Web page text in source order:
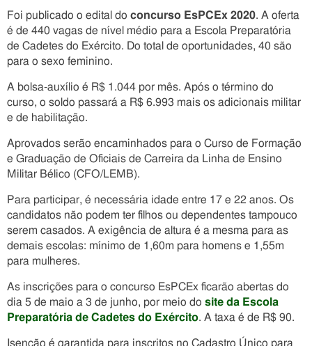
Foi publicado o edital do concurso EsPCEx 2020. A oferta
é de 440 vagas de nível médio para a Escola Preparatória
de Cadetes do Exército. Do total de oportunidades, 40 são
para o sexo feminino.
A bolsa-auxílio é R$ 1.044 por mês. Após o término do
curso, o soldo passará a R$ 6.993 mais os adicionais militar
e de habilitação.
Aprovados serão encaminhados para o Curso de Formação
e Graduação de Oficiais de Carreira da Linha de Ensino
Militar Bélico (CFO/LEMB).
Para participar, é necessária idade entre 17 e 22 anos. Os
candidatos não podem ter filhos ou dependentes tampouco
serem casados. A exigência de altura é a mesma para as
demais escolas: mínimo de 1,60m para homens e 1,55m
para mulheres.
As inscrições para o concurso EsPCEx ficarão abertas do
dia 5 de maio a 3 de junho, por meio do site da Escola
Preparatória de Cadetes do Exército. A taxa é de R$ 90.
Isenção é garantida para inscritos no Cadastro Único para